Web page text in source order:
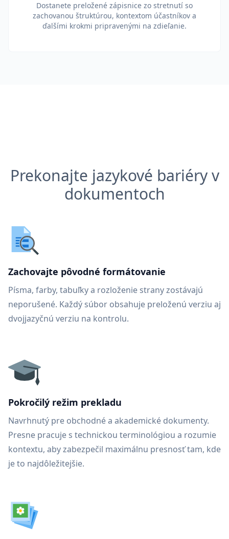
Dostanete preložené zápisnice zo stretnutí so
zachovanou štruktúrou, kontextom účastníkov a
ďalšími krokmi pripravenými na zdieľanie.
Prekonajte jazykové bariéry v
dokumentoch
Zachovajte pôvodné formátovanie
Písma, farby, tabuľky a rozloženie strany zostávajú
neporušené. Každý súbor obsahuje preloženú verziu aj
dvojjazyčnú verziu na kontrolu.
Pokročilý režim prekladu
Navrhnutý pre obchodné a akademické dokumenty.
Presne pracuje s technickou terminológiou a rozumie
kontextu, aby zabezpečil maximálnu presnosť tam, kde
je to najdôležitejšie.